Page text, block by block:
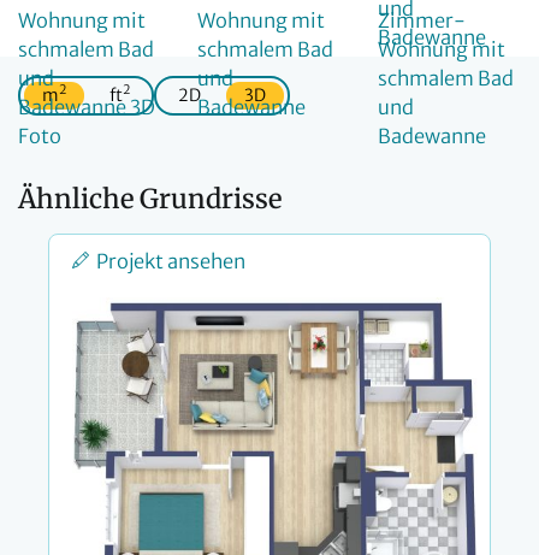
m2 ft2 2D 3D
Ähnliche Grundrisse
Projekt ansehen